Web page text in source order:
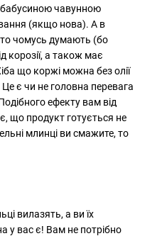
чавунною
(якщо нова). А в
чомусь думають (бо
корозії, а також має
що коржі можна без олії
є чи не головна перевага
ефекту вам від
що продукт готується не
млинці ви смажите, то
вилазять, а ви їх
у вас є! Вам не потрібно